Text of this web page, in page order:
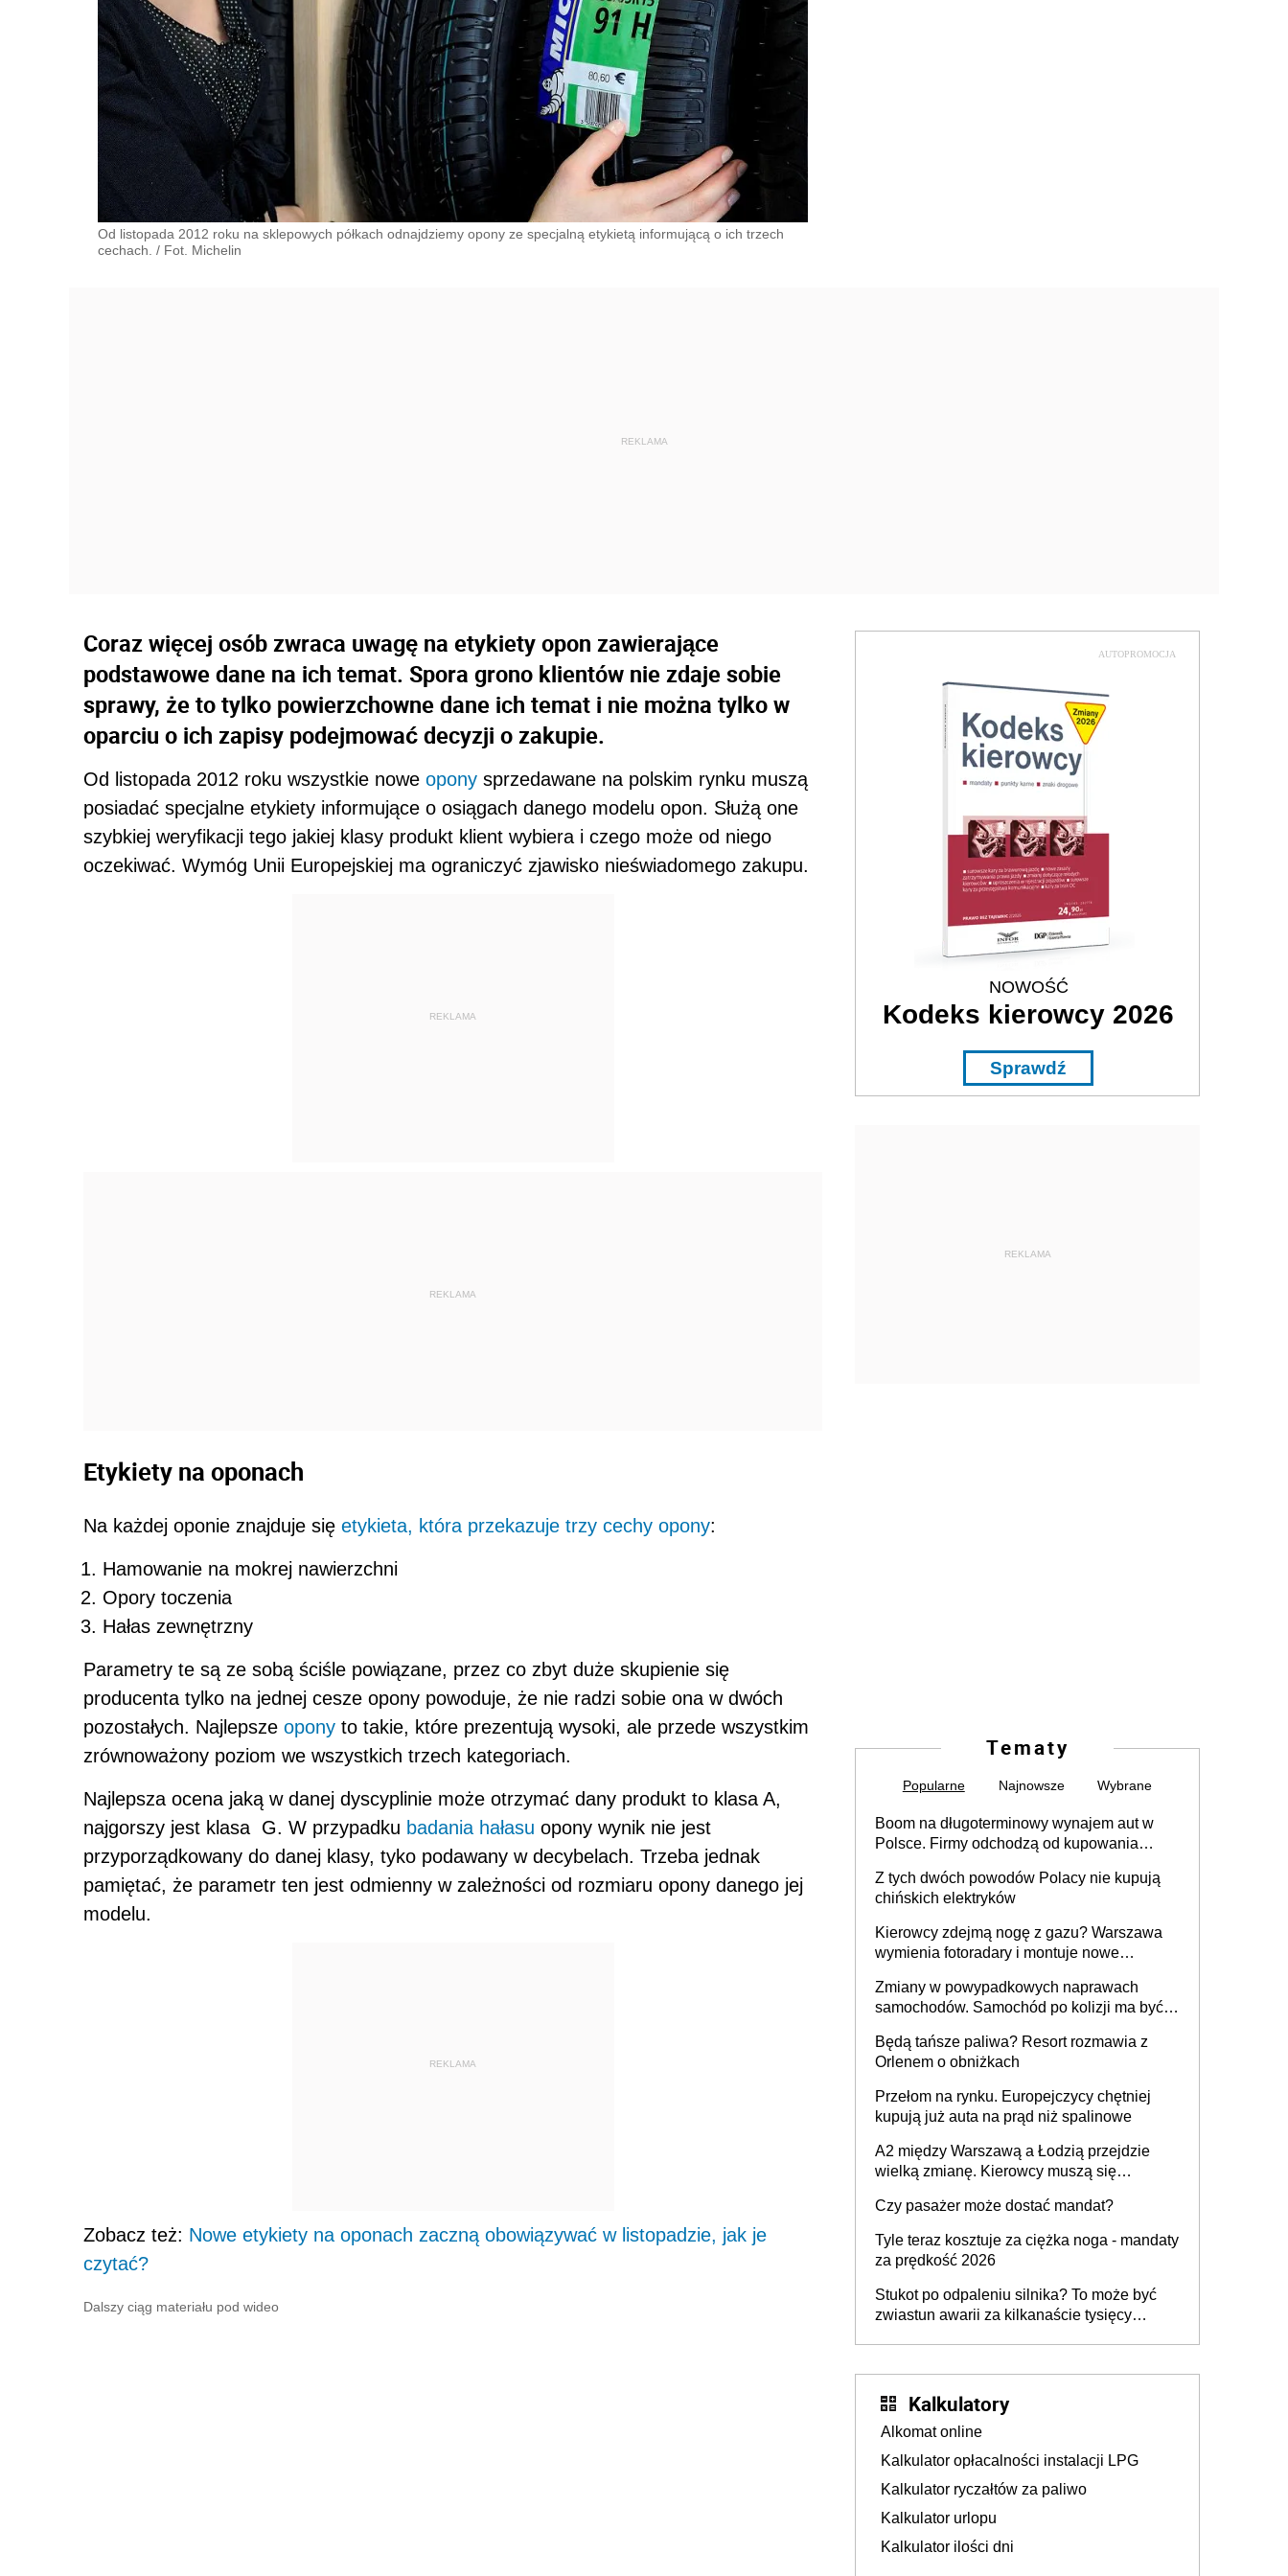
Od listopada 2012 roku na sklepowych półkach odnajdziemy opony ze specjalną etykietą informującą o ich trzech
cechach. / Fot. Michelin
Coraz więcej osób zwraca uwagę na etykiety opon zawierające
podstawowe dane na ich temat. Spora grono klientów nie zdaje sobie
sprawy, że to tylko powierzchowne dane ich temat i nie można tylko w
oparciu o ich zapisy podejmować decyzji o zakupie.
Od listopada 2012 roku wszystkie nowe opony sprzedawane na polskim rynku muszą
posiadać specjalne etykiety informujące o osiągach danego modelu opon. Służą one
szybkiej weryfikacji tego jakiej klasy produkt klient wybiera i czego może od niego
oczekiwać. Wymóg Unii Europejskiej ma ograniczyć zjawisko nieświadomego zakupu.
REKLAMA
REKLAMA
Etykiety na oponach
Na każdej oponie znajduje się etykieta, która przekazuje trzy cechy opony:
Hamowanie na mokrej nawierzchni
Opory toczenia
Hałas zewnętrzny
Parametry te są ze sobą ściśle powiązane, przez co zbyt duże skupienie się
producenta tylko na jednej cesze opony powoduje, że nie radzi sobie ona w dwóch
pozostałych. Najlepsze opony to takie, które prezentują wysoki, ale przede wszystkim
zrównoważony poziom we wszystkich trzech kategoriach.
Najlepsza ocena jaką w danej dyscyplinie może otrzymać dany produkt to klasa A,
najgorszy jest klasa G. W przypadku badania hałasu opony wynik nie jest
przyporządkowany do danej klasy, tyko podawany w decybelach. Trzeba jednak
pamiętać, że parametr ten jest odmienny w zależności od rozmiaru opony danego jej
modelu.
REKLAMA
Zobacz też: Nowe etykiety na oponach zaczną obowiązywać w listopadzie, jak je
czytać?
Dalszy ciąg materiału pod wideo
AUTOPROMOCJA
NOWOŚĆ
Kodeks kierowcy 2026
Sprawdź
REKLAMA
Tematy
Popularne Najnowsze Wybrane
Boom na długoterminowy wynajem aut w
Polsce. Firmy odchodzą od kupowania
Z tych dwóch powodów Polacy nie kupują
chińskich elektryków
Kierowcy zdejmą nogę z gazu? Warszawa
wymienia fotoradary i montuje nowe
Zmiany w powypadkowych naprawach
samochodów. Samochód po kolizji ma być
technologią producenta
Będą tańsze paliwa? Resort rozmawia z
Orlenem o obniżkach
Przełom na rynku. Europejczycy chętniej
kupują już auta na prąd niż spalinowe
A2 między Warszawą a Łodzią przejdzie
wielką zmianę. Kierowcy muszą się
Czy pasażer może dostać mandat?
Tyle teraz kosztuje za ciężka noga - mandaty
za prędkość 2026
Stukot po odpaleniu silnika? To może być
zwiastun awarii za kilkanaście tysięcy
Kalkulatory
Alkomat online
Kalkulator opłacalności instalacji LPG
Kalkulator ryczałtów za paliwo
Kalkulator urlopu
Kalkulator ilości dni